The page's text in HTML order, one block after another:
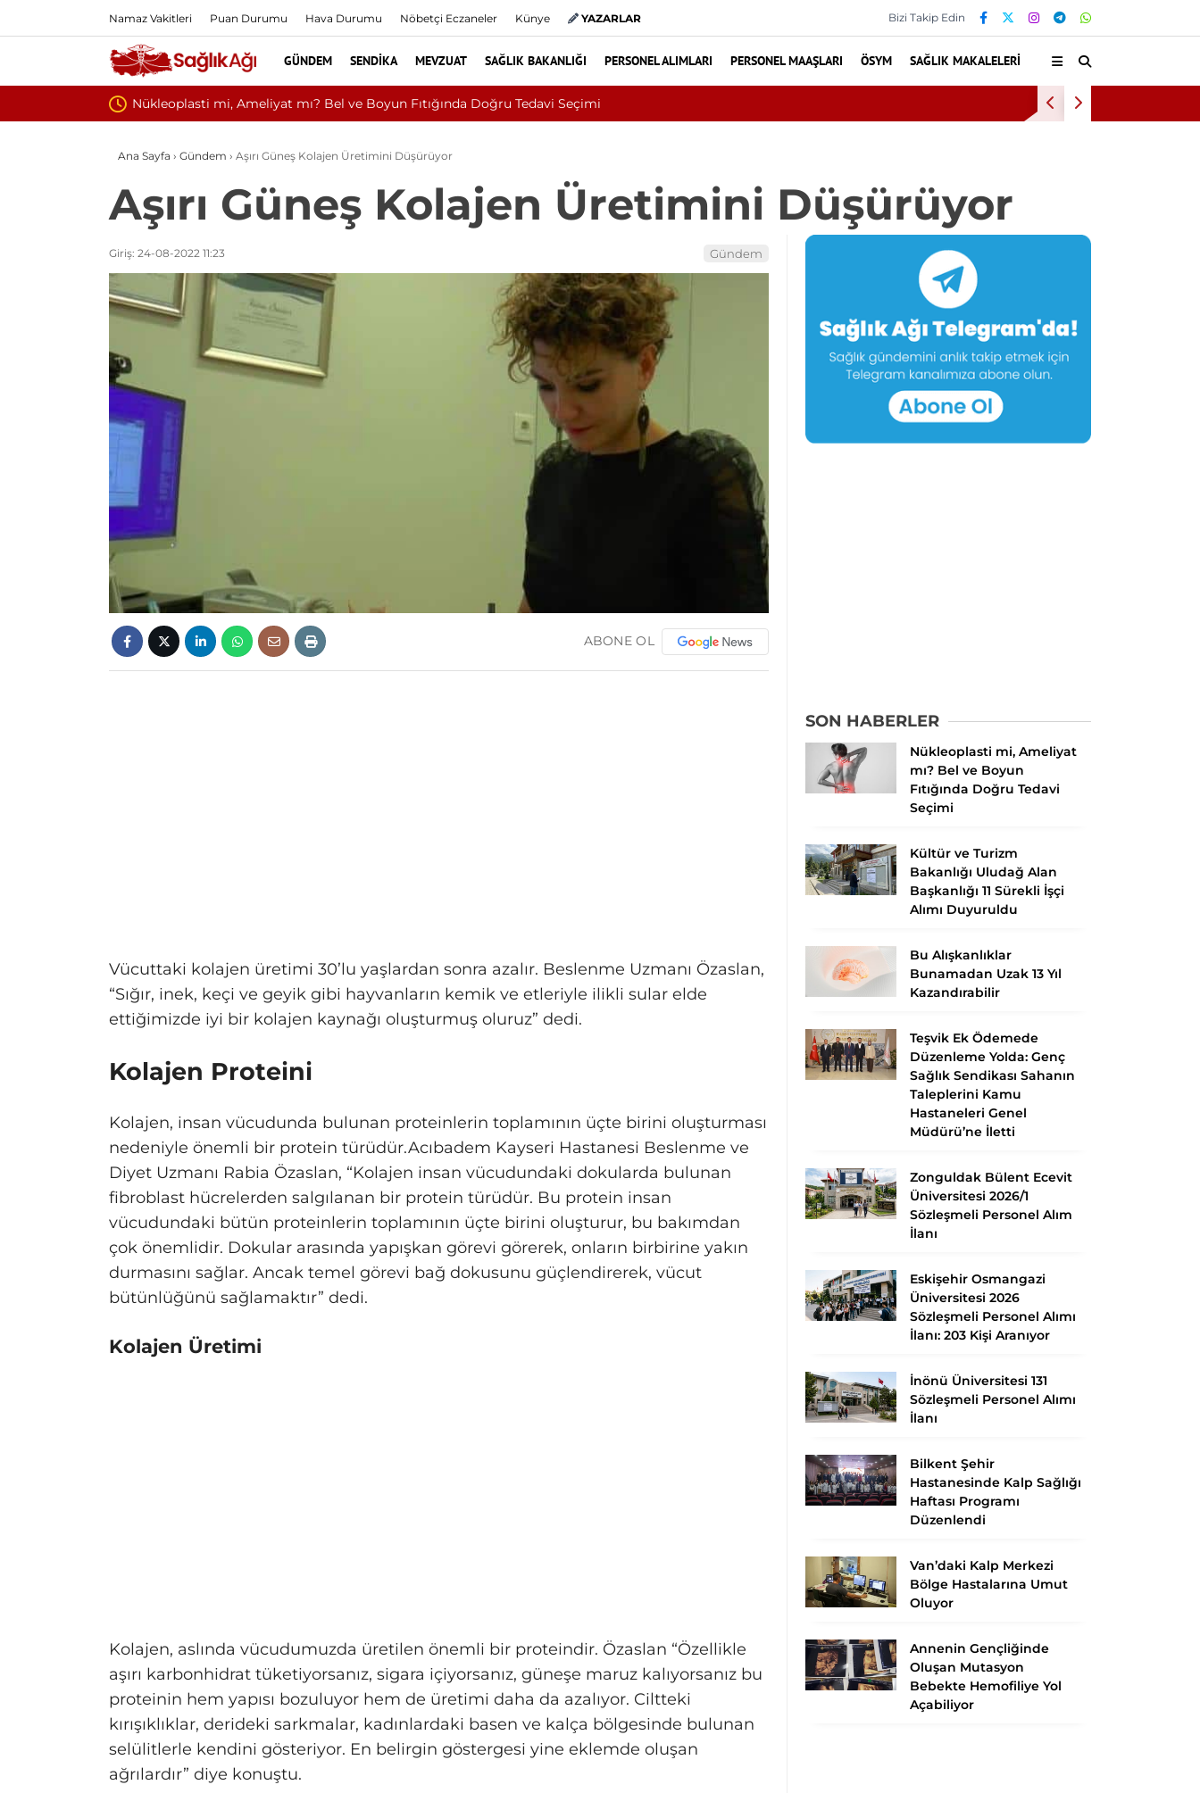
Namaz Vakitleri Puan Durumu Hava Durumu Nöbetçi Eczaneler Künye YAZARLAR Bizi Takip Edin
GÜNDEM SENDIKA MEVZUAT SAĞLIK BAKANLIĞI PERSONEL ALIMLARI PERSONEL MAAŞLARI ÖSYM SAĞLIK MAKALELERI
Kültür ve Turizm Bakanlığı Uludağ Alan Başkanlığı 11 Sürekli İşçi Alımı Duyuruldu
Ana Sayfa › Gündem › Aşırı Güneş Kolajen Üretimini Düşürüyor
Aşırı Güneş Kolajen Üretimini Düşürüyor
Giriş: 24-08-2022 11:23 Gündem
ABONE OL
Vücuttaki kolajen üretimi 30’lu yaşlardan sonra azalır. Beslenme Uzmanı Özaslan,
“Sığır, inek, keçi ve geyik gibi hayvanların kemik ve etleriyle ilikli sular elde
ettiğimizde iyi bir kolajen kaynağı oluşturmuş oluruz” dedi.
Kolajen Proteini
Kolajen, insan vücudunda bulunan proteinlerin toplamının üçte birini oluşturması
nedeniyle önemli bir protein türüdür.Acıbadem Kayseri Hastanesi Beslenme ve
Diyet Uzmanı Rabia Özaslan, “Kolajen insan vücudundaki dokularda bulunan
fibroblast hücrelerden salgılanan bir protein türüdür. Bu protein insan
vücudundaki bütün proteinlerin toplamının üçte birini oluşturur, bu bakımdan
çok önemlidir. Dokular arasında yapışkan görevi görerek, onların birbirine yakın
durmasını sağlar. Ancak temel görevi bağ dokusunu güçlendirerek, vücut
bütünlüğünü sağlamaktır” dedi.
Kolajen Üretimi
Kolajen, aslında vücudumuzda üretilen önemli bir proteindir. Özaslan “Özellikle
aşırı karbonhidrat tüketiyorsanız, sigara içiyorsanız, güneşe maruz kalıyorsanız bu
proteinin hem yapısı bozuluyor hem de üretimi daha da azalıyor. Ciltteki
kırışıklıklar, derideki sarkmalar, kadınlardaki basen ve kalça bölgesinde bulunan
selülitlerle kendini gösteriyor. En belirgin göstergesi yine eklemde oluşan
ağrılardır” diye konuştu.
SON HABERLER
Nükleoplasti mi, Ameliyat
mı? Bel ve Boyun
Fıtığında Doğru Tedavi
Seçimi
Kültür ve Turizm
Bakanlığı Uludağ Alan
Başkanlığı 11 Sürekli İşçi
Alımı Duyuruldu
Bu Alışkanlıklar
Bunamadan Uzak 13 Yıl
Kazandırabilir
Teşvik Ek Ödemede
Düzenleme Yolda: Genç
Sağlık Sendikası Sahanın
Taleplerini Kamu
Hastaneleri Genel
Müdürü’ne İletti
Zonguldak Bülent Ecevit
Üniversitesi 2026/1
Sözleşmeli Personel Alım
İlanı
Eskişehir Osmangazi
Üniversitesi 2026
Sözleşmeli Personel Alımı
İlanı: 203 Kişi Aranıyor
İnönü Üniversitesi 131
Sözleşmeli Personel Alımı
İlanı
Bilkent Şehir
Hastanesinde Kalp Sağlığı
Haftası Programı
Düzenlendi
Van’daki Kalp Merkezi
Bölge Hastalarına Umut
Oluyor
Annenin Gençliğinde
Oluşan Mutasyon
Bebekte Hemofiliye Yol
Açabiliyor